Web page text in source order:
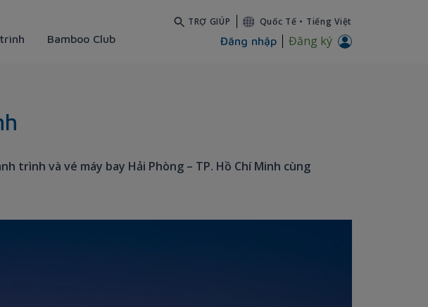
Bamboo Club
TRỢ GIÚP Quốc Tế • Tiếng Việt
Đăng nhập Đăng ký
trình và vé máy bay Hải Phòng – TP. Hồ Chí Minh cùng